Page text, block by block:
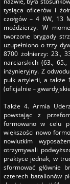
tysiąca oficerów i
czołgów – 4 KW, 13
moździerzy. W
tworzone brygady
uzupełniono o trzy
8700 żołnierzy: 23.,
narciarskich (63.,
inżynieryjny. Z
pułk artylerii, a także
(oficjalnie –
Także 4. Armia
powstając z
formowano w celu
większości nowo
nowiutkim
otrzymywali
praktyce jednak, w
sformować głównie
czterech batalionów